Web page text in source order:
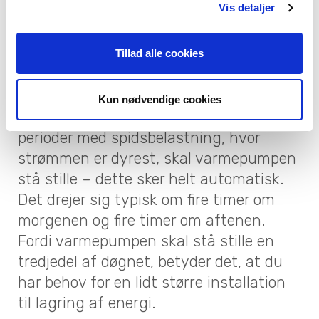
Vis detaljer
Tillad alle cookies
Kun nødvendige cookies
Hvordan fungerer
det i praksis?
Det fungerer sådan, at når der er
perioder med spidsbelastning, hvor
strømmen er dyrest, skal varmepumpen
stå stille – dette sker helt automatisk.
Det drejer sig typisk om fire timer om
morgenen og fire timer om aftenen.
Fordi varmepumpen skal stå stille en
tredjedel af døgnet, betyder det, at du
har behov for en lidt større installation
til lagring af energi.